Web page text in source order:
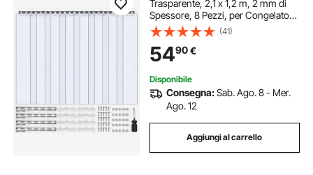
Trasparente, 2,1 x 1,2 m, 2 mm di
Spessore, 8 Pezzi, per Congelatori
e Refrigeratori, Strisce Lisce in
Plastica Termoisolanti per Porte di
Magazzini, Congelatori e Garage
(41)
5490€
Disponibile
Consegna:Sab. Ago. 8 - Mer.
Ago. 12
Aggiungi al carrello